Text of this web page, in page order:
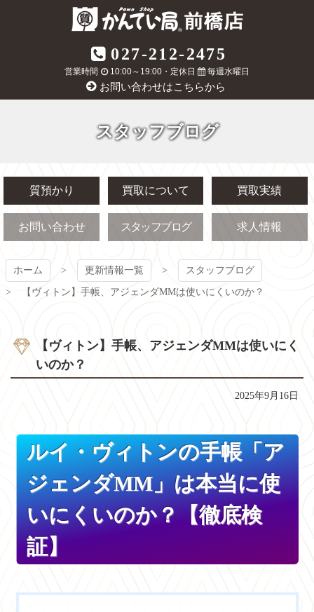
質屋かんてい局
前橋店
027-212-2475
営業時間 10:00～19:00・定休日 毎週水曜日
お問い合わせはこちらから
スタッフブログ
質預かり 買取について 買取実績
お問い合わせ スタッフブログ 求人情報
ホーム 更新情報一覧 スタッフブログ
【ヴィトン】手帳、アジェンダMMは使いにくいのか？
【ヴィトン】手帳、アジェンダMMは使いにく
いのか？
2025年9月16日
ルイ・ヴィトンの手帳「ア
ジェンダMM」は本当に使
いにくいのか？【徹底検
証】